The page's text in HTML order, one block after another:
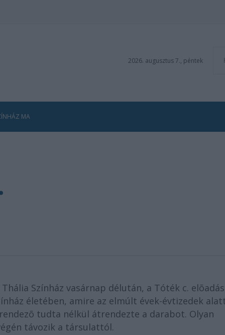
2026. augusztus 7., péntek
MA
Színház vasárnap délután, a Tóték c. elõadás
életében, amire az elmúlt évek-évtizedek
tudta nélkül átrendezte a darabot. Olyan
távozik a társulattól.